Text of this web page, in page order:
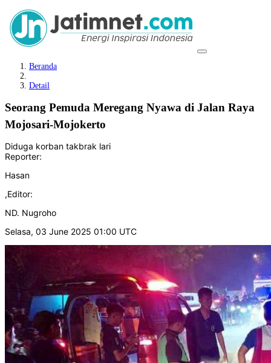
Beranda
Detail
Seorang Pemuda Meregang Nyawa di Jalan Raya
Mojosari-Mojokerto
Diduga korban takbrak lari
Reporter:
Hasan
,Editor:
ND. Nugroho
Selasa, 03 June 2025 01:00 UTC